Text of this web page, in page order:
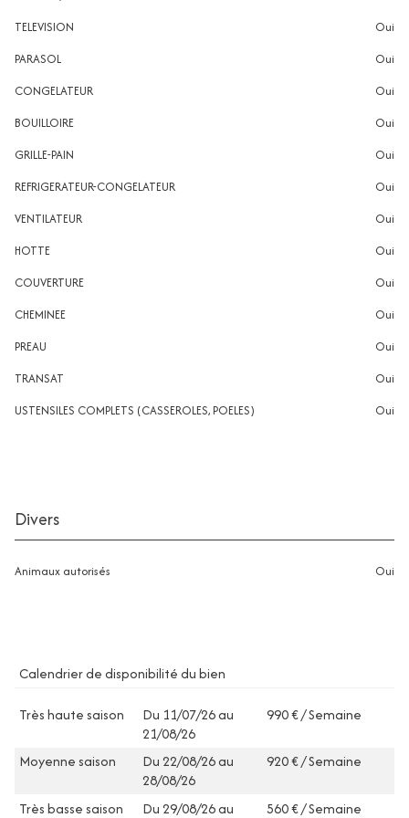
TELEVISION
oui
PARASOL
oui
CONGELATEUR
oui
BOUILLOIRE
oui
GRILLE-PAIN
oui
REFRIGERATEUR-CONGELATEUR
oui
VENTILATEUR
oui
HOTTE
oui
COUVERTURE
oui
CHEMINEE
oui
PREAU
oui
TRANSAT
oui
USTENSILES COMPLETS (CASSEROLES, POELES)
oui
Divers
Animaux autorisés oui
Calendrier de disponibilité du bien
Très haute saison
Du 11/07/26 au
21/08/26
990 € / Semaine
Moyenne saison
Du 22/08/26 au
28/08/26
920 € / Semaine
Très basse saison
Du 29/08/26 au
560 € / Semaine